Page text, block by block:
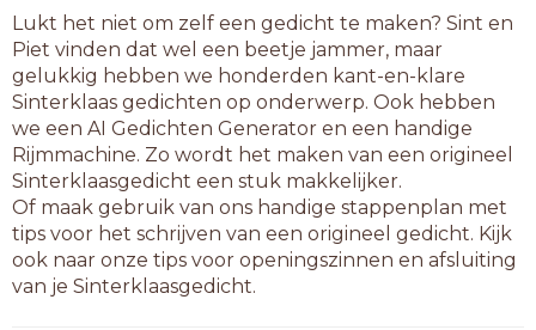
Lukt het niet om zelf een gedicht te maken? Sint en
Piet vinden dat wel een beetje jammer, maar
gelukkig hebben we honderden kant-en-klare
Sinterklaas gedichten op onderwerp. Ook hebben
we een AI Gedichten Generator en een handige
Rijmmachine. Zo wordt het maken van een origineel
Sinterklaasgedicht een stuk makkelijker.
Of maak gebruik van ons handige stappenplan met
tips voor het schrijven van een origineel gedicht. Kijk
ook naar onze tips voor openingszinnen en afsluiting
van je Sinterklaasgedicht.